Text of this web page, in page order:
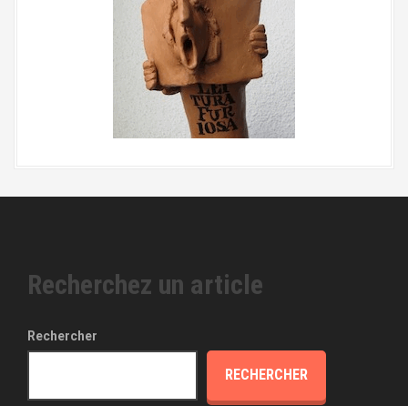
Recherchez un article
Rechercher
RECHERCHER